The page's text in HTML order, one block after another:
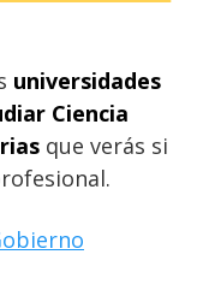
universidades
Ciencia
que verás si